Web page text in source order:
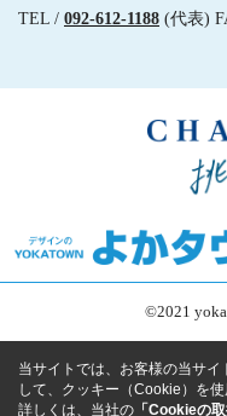
TEL / 092-612-1188 (代表)
©2021
当サイトでは、お客様の当サ
して、クッキー（Cookie）を使
詳しくは、当社の 「Cookieの